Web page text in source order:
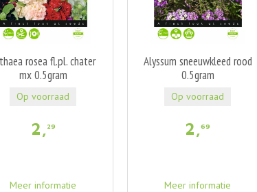
rosea fl.pl. chater
mx 0.5gram
2,29
Meer informatie
Op voorraad
Alyssum sneeuwkleed rood
0.5gram
2,69
Meer informatie
Op voorraad